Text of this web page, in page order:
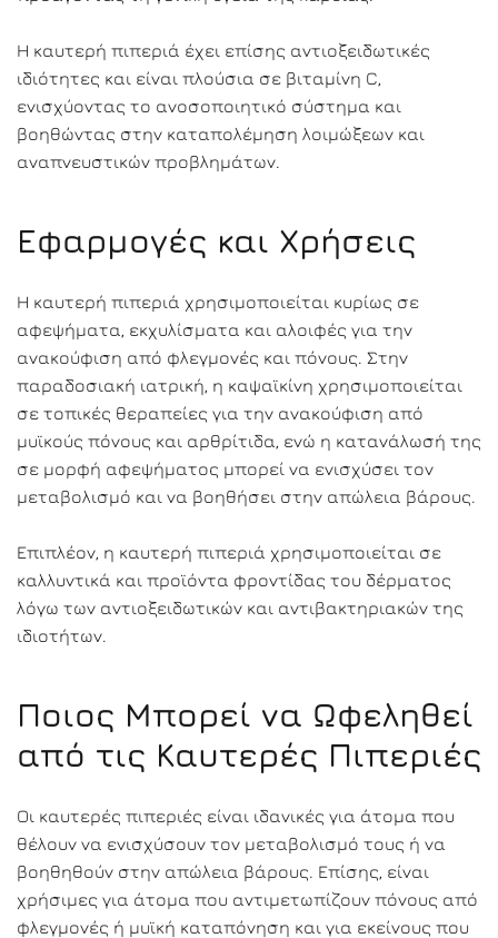
Η καυτερή πιπεριά έχει επίσης αντιοξειδωτικές
ιδιότητες και είναι πλούσια σε βιταμίνη C,
ενισχύοντας το ανοσοποιητικό σύστημα και
βοηθώντας στην καταπολέμηση λοιμώξεων και
αναπνευστικών προβλημάτων.
Εφαρμογές και Χρήσεις
Η καυτερή πιπεριά χρησιμοποιείται κυρίως σε
αφεψήματα, εκχυλίσματα και αλοιφές για την
ανακούφιση από φλεγμονές και πόνους. Στην
παραδοσιακή ιατρική, η καψαϊκίνη χρησιμοποιείται
σε τοπικές θεραπείες για την ανακούφιση από
μυϊκούς πόνους και αρθρίτιδα, ενώ η κατανάλωσή της
σε μορφή αφεψήματος μπορεί να ενισχύσει τον
μεταβολισμό και να βοηθήσει στην απώλεια βάρους.
Επιπλέον, η καυτερή πιπεριά χρησιμοποιείται σε
καλλυντικά και προϊόντα φροντίδας του δέρματος
λόγω των αντιοξειδωτικών και αντιβακτηριακών της
ιδιοτήτων.
Ποιος Μπορεί να Ωφεληθεί
από τις Καυτερές Πιπεριές
Οι καυτερές πιπεριές είναι ιδανικές για άτομα που
θέλουν να ενισχύσουν τον μεταβολισμό τους ή να
βοηθηθούν στην απώλεια βάρους. Επίσης, είναι
χρήσιμες για άτομα που αντιμετωπίζουν πόνους από
φλεγμονές ή μυϊκή καταπόνηση και για εκείνους που